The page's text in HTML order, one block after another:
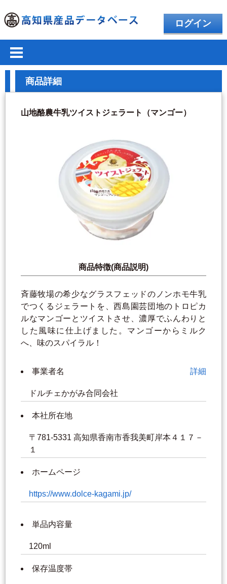
ログイン
商品詳細
山地酪農牛乳ツイストジェラート（マンゴー）
商品特徴(商品説明)
斉藤牧場の希少なグラスフェッドのノンホモ牛乳
でつくるジェラートを、西島園芸団地のトロピカ
ルなマンゴーとツイストさせ、濃厚でふんわりと
した風味に仕上げました。マンゴーからミルク
へ、味のスパイラル！
事業者名 詳細
ドルチェかがみ合同会社
本社所在地
〒781-5331 高知県香南市香我美町岸本４１７－
１
ホームページ
https://www.dolce-kagami.jp/
単品内容量
120ml
保存温度帯